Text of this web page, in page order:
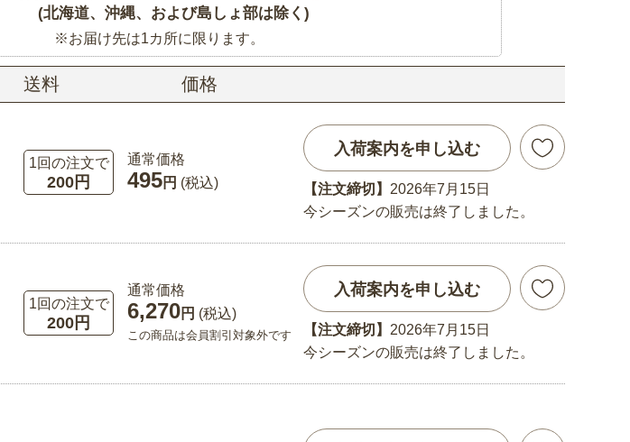
(北海道、沖縄、および島しょ部は除く)
※お届け先は1カ所に限ります。
送料 価格
1回の注文で
200円
通常価格
495円 (税込)
入荷案内を申し込む
【注文締切】 2026年7月15日
今シーズンの販売は終了しました。
1回の注文で
200円
通常価格
6,270円 (税込)
この商品は会員割引対象外です
入荷案内を申し込む
【注文締切】 2026年7月15日
今シーズンの販売は終了しました。